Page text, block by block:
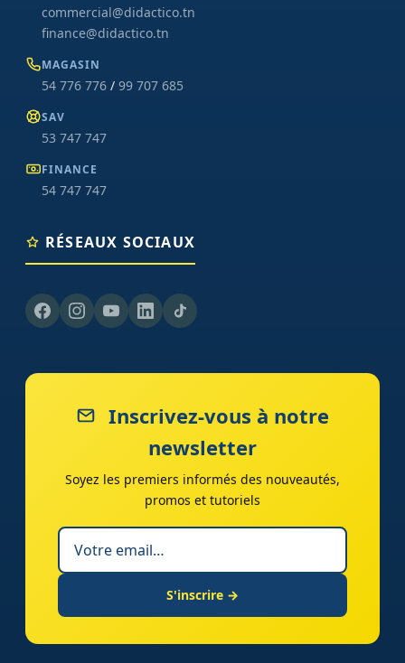
commercial@didactico.tn
finance@didactico.tn
MAGASIN
54 776 776 / 99 707 685
SAV
53 747 747
FINANCE
54 747 747
RÉSEAUX SOCIAUX
Inscrivez-vous à notre
newsletter
Soyez les premiers informés des nouveautés,
promos et tutoriels
S'inscrire →